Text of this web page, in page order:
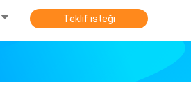
Teklif isteği